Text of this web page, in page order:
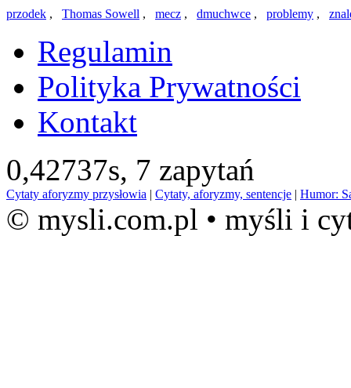
przodek , Thomas Sowell , mecz , dmuchwce , problemy ,
Regulamin
Polityka Prywatności
Kontakt
0,42737s, 7 zapytań
Cytaty aforyzmy przysłowia | Cytaty, aforyzmy, sentencje | Humor:
© mysli.com.pl • myśli i